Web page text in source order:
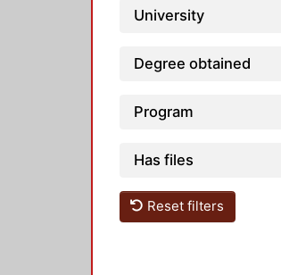
University
Degree obtained
Program
Has files
Reset filters